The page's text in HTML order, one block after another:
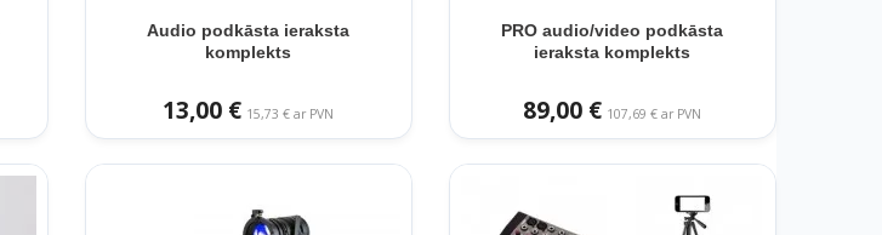
Audio podkāsta ieraksta
komplekts
13,00 € 15,73 € ar PVN
PRO audio/video podkāsta
ieraksta komplekts
89,00 € 107,69 € ar PVN